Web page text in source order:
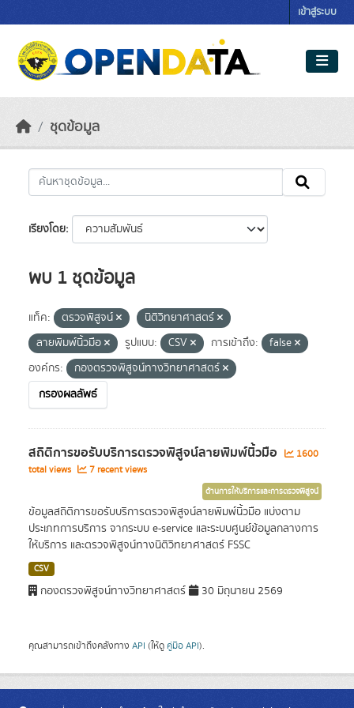
เข้าสู่ระบบ
ชุดข้อมูล
เรียงโดย
พบ 1 ชุดข้อมูล
แท็ค: ตรวจพิสูจน์
นิติวิทยาศาสตร์
ลายพิมพ์นิ้วมือ
รูปแบบ: CSV การเข้าถึง:
false
องค์กร:
กองตรวจพิสูจน์ทางวิทยาศาสตร์
กรองผลลัพธ์
สถิติการขอรับบริการตรวจพิสูจน์ลายพิมพ์นิ้วมือ
1600
total views
7 recent views
ด้านการให้บริการและการตรวจพิสูจน์
ข้อมูลสถิติการขอรับบริการตรวจพิสูจน์ลายพิมพ์นิ้วมือ แบ่งตาม
ประเภทการบริการ จากระบบ e-service และระบบศูนย์ข้อมูลกลางการ
ให้บริการ และตรวจพิสูจน์ทางนิติวิทยาศาสตร์ FSSC
CSV
กองตรวจพิสูจน์ทางวิทยาศาสตร์ 30 มิถุนายน 2569
คุณสามารถเข้าถึงคลังทาง API (ให้ดู คู่มือ API).